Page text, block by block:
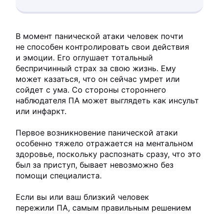
В момент панической атаки человек почти
не способен контролировать свои действия
и эмоции. Его оглушает тотальный
беспричинный страх за свою жизнь. Ему
может казаться, что он сейчас умрет или
сойдет с ума. Со стороны стороннего
наблюдателя ПА может выглядеть как инсульт
или инфаркт.
Первое возникновение панической атаки
особенно тяжело отражается на ментальном
здоровье, поскольку распознать сразу, что это
был за приступ, бывает невозможно без
помощи специалиста.
Если вы или ваш близкий человек
пережили ПА, самым правильным решением